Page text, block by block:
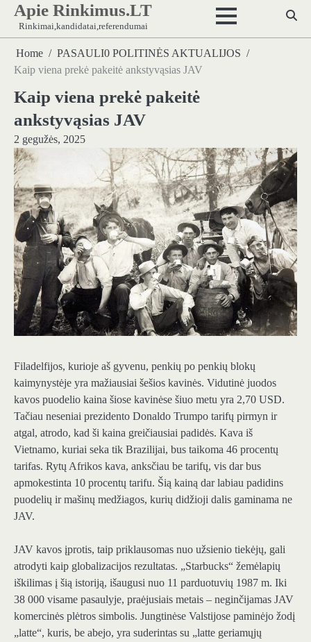
Skip
content
Apie Rinkimus.LT
Rinkimai,kandidatai,referendumai
Home
PASAULI0 POLITINĖS AKTUALIJOS
Kaip viena prekė pakeitė ankstyvąsias JAV
Kaip viena prekė pakeitė
ankstyvąsias JAV
2 gegužės, 2025
Filadelfijos, kurioje aš gyvenu, penkių po penkių blokų
kaimynystėje yra mažiausiai šešios kavinės. Vidutinė juodos
kavos puodelio kaina šiose kavinėse šiuo metu yra 2,70 USD.
Tačiau neseniai prezidento Donaldo Trumpo tarifų pirmyn ir
atgal, atrodo, kad ši kaina greičiausiai padidės. Kava iš
Vietnamo, kuriai seka tik Brazilijai, bus taikoma 46 procentų
tarifas. Rytų Afrikos kava, anksčiau be tarifų, vis dar bus
apmokestinta 10 procentų tarifu. Šią kainą dar labiau padidins
puodelių ir mašinų medžiagos, kurių didžioji dalis gaminama ne
JAV.
JAV kavos įprotis, taip priklausomas nuo užsienio tiekėjų, gali
atrodyti kaip globalizacijos rezultatas. „Starbucks“ žemėlapių
iškilimas į šią istoriją, išaugusi nuo 11 parduotuvių 1987 m. Iki
38 000 visame pasaulyje, praėjusiais metais – neginčijamas JAV
komercinės plėtros simbolis. Jungtinėse Valstijose paminėjo žodį
„latte“, kuris, be abejo, yra suderintas su „latte geriamųjų